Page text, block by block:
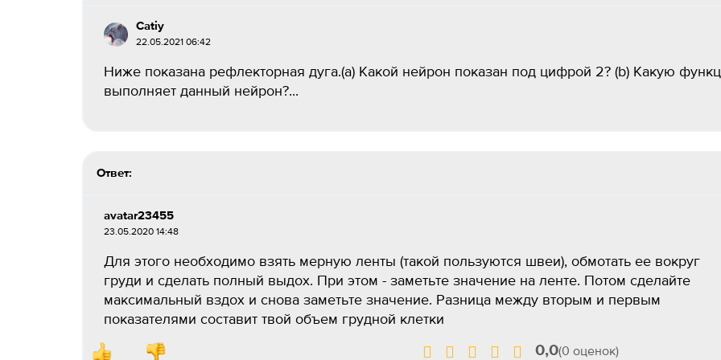
Catiy
22.05.2021 06:42
Ниже показана рефлекторная дуга.(а) Какой нейрон показан под цифрой 2? (b) Какую
выполняет данный нейрон?​...
Ответ:
avatar23455
23.05.2020 14:48
Для этого необходимо взять мерную ленты (такой пользуются швеи), обмотать ее вокруг
груди и сделать полный выдох. При этом - заметьте значение на ленте. Потом сделайте
максимальный вздох и снова заметьте значение. Разница между вторым и первым
показателями составит твой объем грудной клетки
0,0(0 оценок)